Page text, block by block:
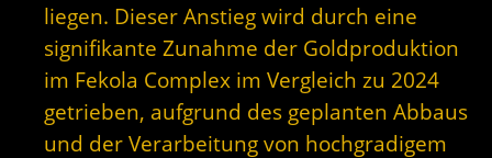
liegen. Dieser Anstieg wird durch eine
signifikante Zunahme der Goldproduktion
im Fekola Complex im Vergleich zu 2024
getrieben, aufgrund des geplanten Abbaus
und der Verarbeitung von hochgradigem